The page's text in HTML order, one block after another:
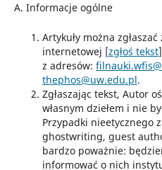
A. Informacje ogólne
Artykuły można
internetowej [zgłoś tekst
z adresów:
thephos@uw.edu.pl.
Zgłaszając tekst, Autor
własnym dziełem i nie
Przypadki nieetycznego
ghostwriting, guest
bardzo poważnie:
informować o nich